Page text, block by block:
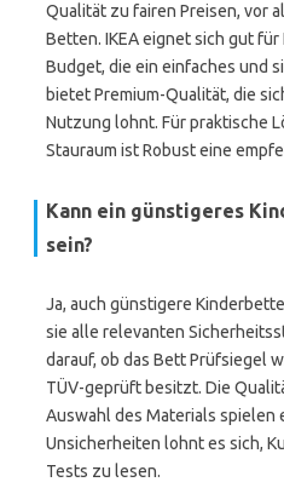
Qualität zu fairen Preisen, vor
Betten. IKEA eignet sich gut für
Budget, die ein einfaches und
bietet Premium-Qualität, die
Nutzung lohnt. Für praktische
Stauraum ist Robust eine
Kann ein günstigeres
sein?
Ja, auch günstigere
sie alle relevanten
darauf, ob das Bett Prüfsiegel
TÜV-geprüft besitzt. Die
Auswahl des Materials spielen
Unsicherheiten lohnt es sich,
Tests zu lesen.